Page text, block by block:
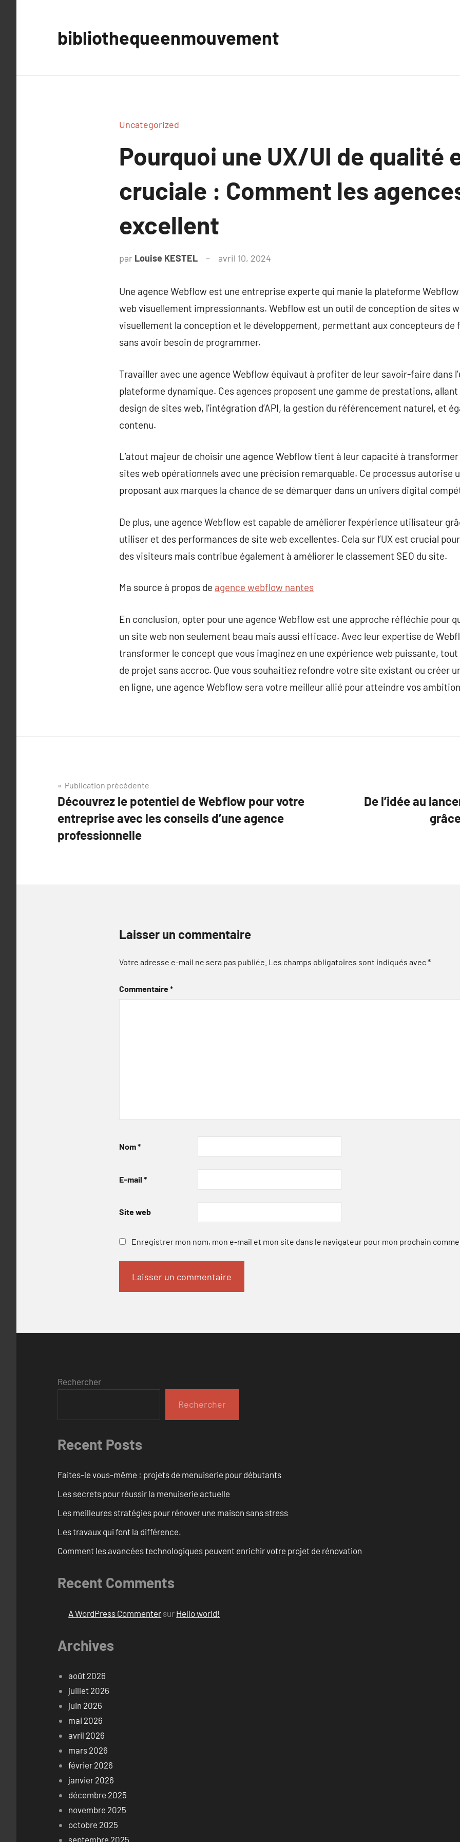
bibliothequeenmouvement
Uncategorized
Pourquoi une UX/UI de qualité
cruciale : Comment les
excellent
par Louise KESTEL avril 10, 2024
Une agence Webflow est une entreprise experte qui manie la plateforme
web visuellement impressionnants. Webflow est un outil de conception de sites
visuellement la conception et le développement, permettant aux concepteurs
sans avoir besoin de programmer.
Travailler avec une agence Webflow équivaut à profiter de leur savoir-faire dans
plateforme dynamique. Ces agences proposent une gamme de prestations,
design de sites web, l’intégration d’API, la gestion du référencement naturel, et
contenu.
L’atout majeur de choisir une agence Webflow tient à leur capacité à
sites web opérationnels avec une précision remarquable. Ce processus autorise
proposant aux marques la chance de se démarquer dans un univers digital
De plus, une agence Webflow est capable de améliorer l’expérience utilisateur
utiliser et des performances de site web excellentes. Cela sur l’UX est crucial
des visiteurs mais contribue également à améliorer le classement SEO du site.
Ma source à propos de agence webflow nantes
En conclusion, opter pour une agence Webflow est une approche réfléchie pour
un site web non seulement beau mais aussi efficace. Avec leur expertise de
transformer le concept que vous imaginez en une expérience web puissante,
de projet sans accroc. Que vous souhaitiez refondre votre site existant ou créer
en ligne, une agence Webflow sera votre meilleur allié pour atteindre vos
Navigation
de
l’article
Publication précédente
Découvrez le potentiel de Webflow pour votre
entreprise avec les conseils d’une agence
professionnelle
De l’idée au
Laisser un commentaire
Votre adresse e-mail ne sera pas publiée. Les champs obligatoires sont indiqués avec*
Commentaire*
Nom*
E-mail *
Site web
Enregistrer mon nom, mon e-mail et mon site dans le navigateur pour mon prochain
Rechercher
Rechercher
Recent Posts
Faites-le vous-même : projets de menuiserie pour débutants
Les secrets pour réussir la menuiserie actuelle
Les meilleures stratégies pour rénover une maison sans stress
Les travaux qui font la différence.
Comment les avancées technologiques peuvent enrichir votre projet de rénovation
Recent Comments
A WordPress Commenter sur Hello world!
Archives
août 2026
juillet 2026
juin 2026
mai 2026
avril 2026
mars 2026
février 2026
janvier 2026
décembre 2025
novembre 2025
octobre 2025
septembre 2025